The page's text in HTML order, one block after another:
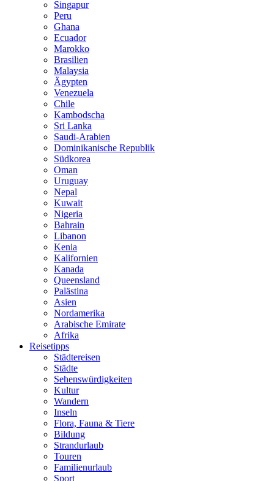
Singapur
Peru
Ghana
Ecuador
Marokko
Brasilien
Malaysia
Ägypten
Venezuela
Chile
Kambodscha
Sri Lanka
Saudi-Arabien
Dominikanische Republik
Südkorea
Oman
Uruguay
Nepal
Kuwait
Nigeria
Bahrain
Libanon
Kenia
Kalifornien
Kanada
Queensland
Palästina
Asien
Nordamerika
Arabische Emirate
Afrika
Reisetipps
Städtereisen
Städte
Sehenswürdigkeiten
Kultur
Wandern
Inseln
Flora, Fauna & Tiere
Bildung
Strandurlaub
Touren
Familienurlaub
Sport